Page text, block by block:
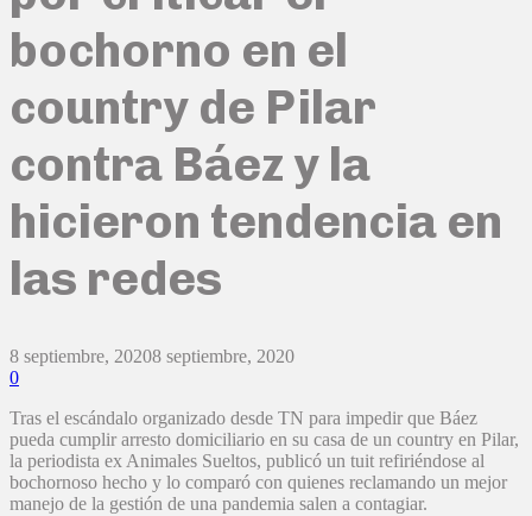
bochorno en el
country de Pilar
contra Báez y la
hicieron tendencia en
las redes
8 septiembre, 20208 septiembre, 2020
0
Tras el escándalo organizado desde TN para impedir que Báez
pueda cumplir arresto domiciliario en su casa de un country en Pilar,
la periodista ex Animales Sueltos, publicó un tuit refiriéndose al
bochornoso hecho y lo comparó con quienes reclamando un mejor
manejo de la gestión de una pandemia salen a contagiar.